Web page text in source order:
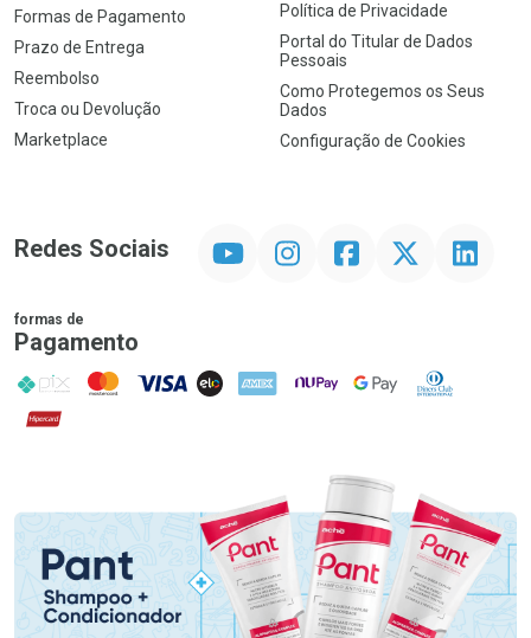
Formas de Pagamento
Prazo de Entrega
Reembolso
Troca ou Devolução
Marketplace
Política de Privacidade
Portal do Titular de Dados
Pessoais
Como Protegemos os Seus
Dados
Configuração de Cookies
Redes Sociais InstagramFacebookTwitter Linkedin
formas de
Pagamento
PIX MasterCard
VISA ELO AMEX NuPay Google PayDiners Club
Hipercard
Promoção em Destaque